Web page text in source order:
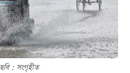
ছবি : সংগৃহীত